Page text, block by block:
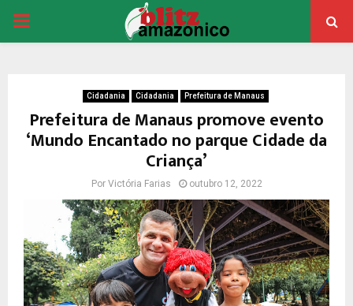
PRIMARY
Cidadania Cidadania Prefeitura de Manaus
Prefeitura de Manaus promove evento
‘Mundo Encantado no parque Cidade da
Criança’
Por Victória Farias outubro 12, 2022